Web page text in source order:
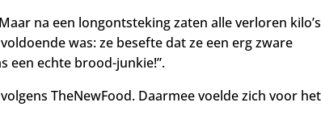
na een longontsteking zaten alle verloren
was: ze besefte dat ze een erg zware
een echte brood-junkie!”.
TheNewFood. Daarmee voelde zich voor